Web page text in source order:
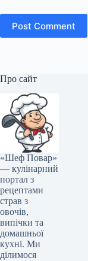
Post Comment
Про сайт
«Шеф Повар»
— кулінарний
портал з
рецептами
страв з
овочів,
випічки та
домашньої
кухні. Ми
ділимося